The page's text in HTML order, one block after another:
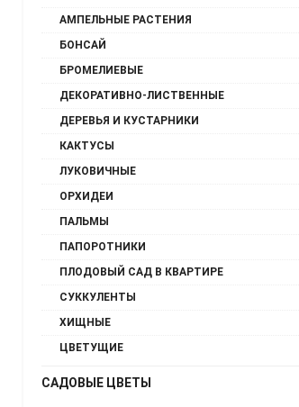
АМПЕЛЬНЫЕ РАСТЕНИЯ
БОНСАЙ
БРОМЕЛИЕВЫЕ
ДЕКОРАТИВНО-ЛИСТВЕННЫЕ
ДЕРЕВЬЯ И КУСТАРНИКИ
КАКТУСЫ
ЛУКОВИЧНЫЕ
ОРХИДЕИ
ПАЛЬМЫ
ПАПОРОТНИКИ
ПЛОДОВЫЙ САД В КВАРТИРЕ
СУККУЛЕНТЫ
ХИЩНЫЕ
ЦВЕТУЩИЕ
САДОВЫЕ ЦВЕТЫ